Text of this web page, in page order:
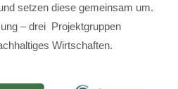
setzen diese gemeinsam um.
– drei Projektgruppen
Wirtschaften.